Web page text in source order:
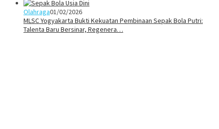
Olahraga01/02/2026
MLSC Yogyakarta Bukti Kekuatan Pembinaan Sepak Bola Putri:
Talenta Baru Bersinar, Regenera…